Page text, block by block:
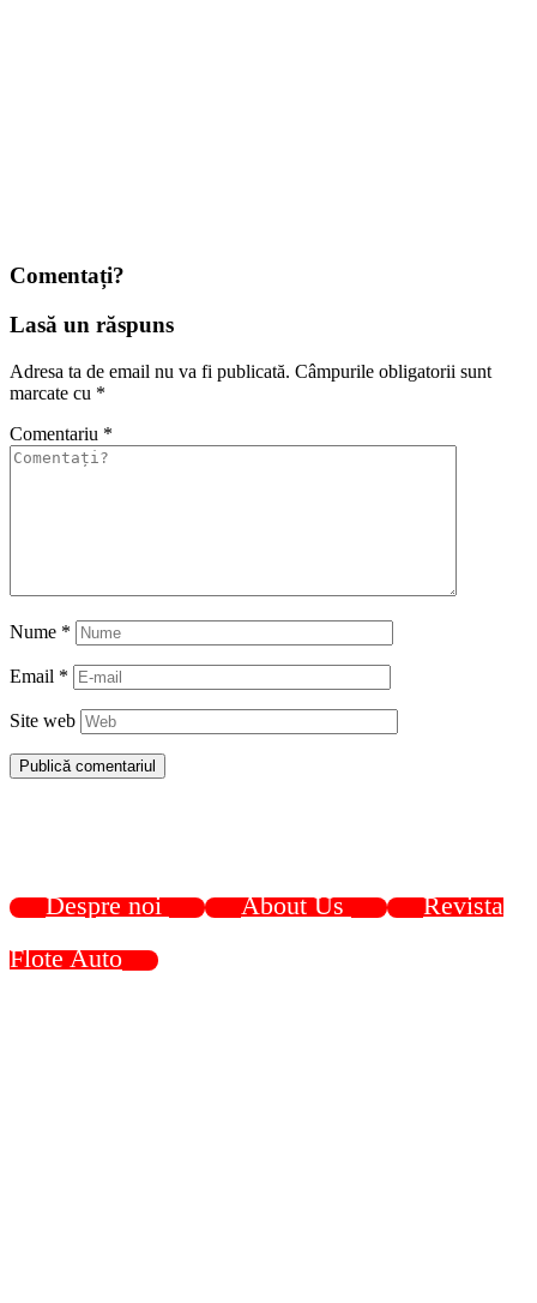
Comentați?
Lasă un răspuns
Adresa ta de email nu va fi publicată. Câmpurile obligatorii sunt
marcate cu *
Comentariu *
Nume *
Email *
Site web
Despre noi About Us
Revista
Flote Auto